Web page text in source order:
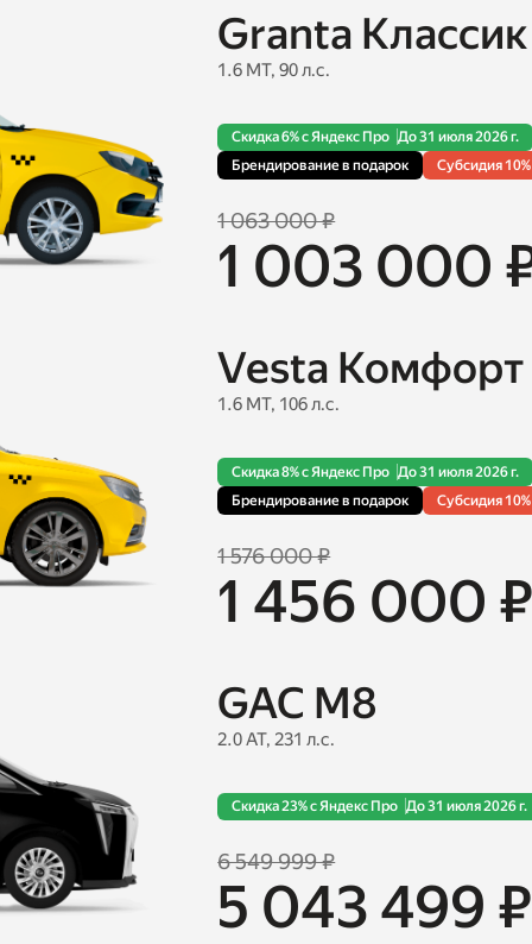
Granta Классик
1.6 MT, 90 л.с.
1 063 000 ₽
1 003 000
Скидка 6% с Яндекс Про До 31 июля 2026 г.
Брендирование в подарок
Cубсидия 10%
Vesta Комфорт
1.6 MT, 106 л.с.
1 576 000 ₽
1 456 000 ₽
Скидка 8% с Яндекс Про До 31 июля 2026 г.
Брендирование в подарок
Cубсидия 10%
GAC M8
2.0 AT, 231 л.с.
6 549 999 ₽
5 043 499 ₽
Скидка 23% с Яндекс Про До 31 июля 2026 г.